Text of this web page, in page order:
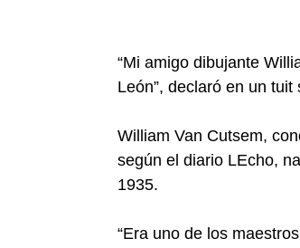
“Mi amigo dibujante
León”, declaró en un
William Van Cutsem,
según el diario LEcho,
1935.
“Era uno de los